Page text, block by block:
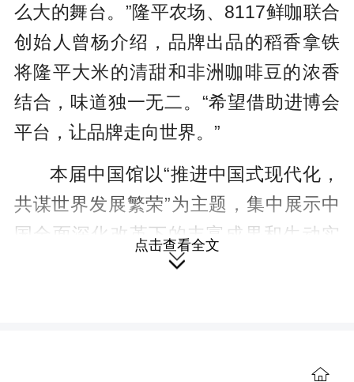
么大的舞台。”隆平农场、8117鲜咖联合
创始人曾杨介绍，品牌出品的稻香拿铁
将隆平大米的清甜和非洲咖啡豆的浓香
结合，味道独一无二。“希望借助进博会
平台，让品牌走向世界。”
本届中国馆以“推进中国式现代化，
共谋世界发展繁荣”为主题，集中展示中
国全面深化改革下的丰富成果和生动实
践，以及港澳台地区融合发展的成绩。
点击查看全文
